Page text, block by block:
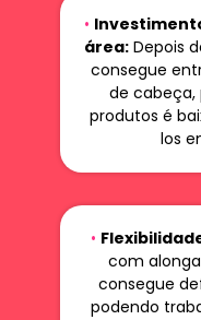
•
área:Depois
consegue
de cabeça,
produtos é
los
•
com
consegue
podendo